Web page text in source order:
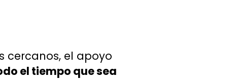
cercanos, el apoyo
el tiempo que sea